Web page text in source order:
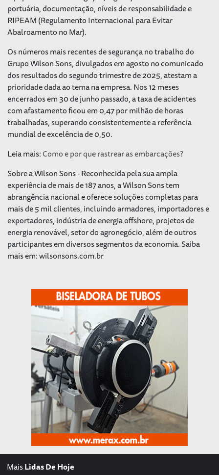
portuária, documentação, níveis de responsabilidade e
RIPEAM (Regulamento Internacional para Evitar
Abalroamento no Mar).
Os números mais recentes de segurança no trabalho do
Grupo Wilson Sons, divulgados em agosto no comunicado
dos resultados do segundo trimestre de 2025, atestam a
prioridade dada ao tema na empresa. Nos 12 meses
encerrados em 30 de junho passado, a taxa de acidentes
com afastamento ficou em 0,47 por milhão de horas
trabalhadas, superando consistentemente a referência
mundial de excelência de 0,50.
Leia mais:Como e por que rastrear as embarcações?
Sobre a Wilson Sons - Reconhecida pela sua ampla
experiência de mais de 187 anos, a Wilson Sons tem
abrangência nacional e oferece soluções completas para
mais de 5 mil clientes, incluindo armadores, importadores e
exportadores, indústria de energia offshore, projetos de
energia renovável, setor do agronegócio, além de outros
participantes em diversos segmentos da economia. Saiba
mais em: wilsonsons.com.br
MaisLidas De Hoje